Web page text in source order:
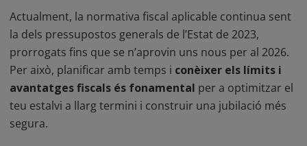
Actualment, la normativa fiscal aplicable continua sent
la dels pressupostos generals de l’Estat de 2023,
prorrogats fins que se n’aprovin uns nous per al 2026.
Per això, planificar amb temps i conèixer els límits i
avantatges fiscals és fonamental per a optimitzar el
teu estalvi a llarg termini i construir una jubilació més
segura.